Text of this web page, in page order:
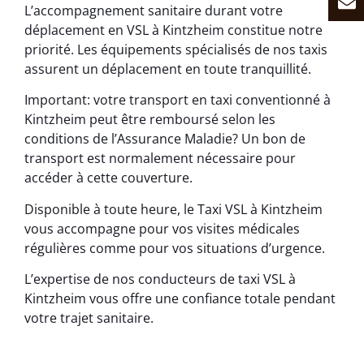
L’accompagnement sanitaire durant votre
déplacement en VSL à Kintzheim constitue notre
priorité. Les équipements spécialisés de nos taxis
assurent un déplacement en toute tranquillité.
Important: votre transport en taxi conventionné à
Kintzheim peut être remboursé selon les
conditions de l’Assurance Maladie? Un bon de
transport est normalement nécessaire pour
accéder à cette couverture.
Disponible à toute heure, le Taxi VSL à Kintzheim
vous accompagne pour vos visites médicales
régulières comme pour vos situations d’urgence.
L’expertise de nos conducteurs de taxi VSL à
Kintzheim vous offre une confiance totale pendant
votre trajet sanitaire.